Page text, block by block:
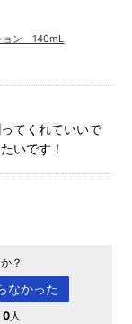
ョン 140mL
てくれていいで
いです！
？
なかった
0人